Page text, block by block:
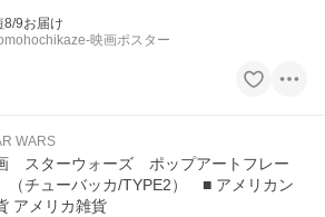
8/9お届け
映画ポスター
WARS
スターウォーズ ポップアートフレー
チューバッカ/TYPE2） ■ アメリカン
アメリカ雑貨